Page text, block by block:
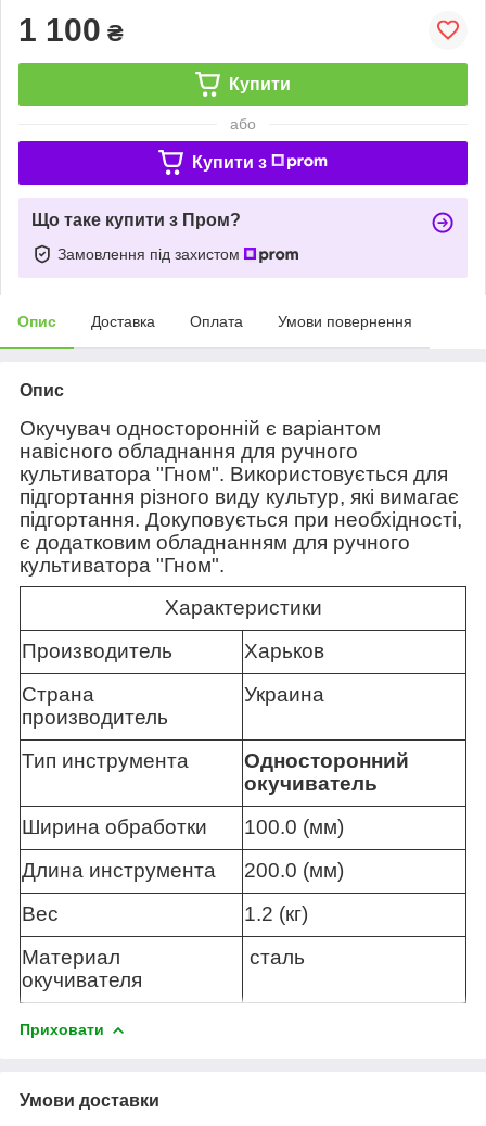
1 100 ₴
Купити
або
Купити з
Що таке купити з Пром?
Замовлення під захистом
Опис Доставка Оплата Умови повернення
Опис
Окучувач односторонній є варіантом
навісного обладнання для ручного
культиватора "Гном". Використовується для
підгортання різного виду культур, які вимагає
підгортання. Докуповується при необхідності,
є додатковим обладнанням для ручного
культиватора "Гном".
Характеристики
Производитель
Харьков
Страна
производитель
Украина
Тип инструмента
Односторонний
окучиватель
Ширина обработки
100.0 (мм)
Длина инструмента
200.0 (мм)
Вес
1.2 (кг)
Материал
окучивателя
сталь
Приховати
Умови доставки